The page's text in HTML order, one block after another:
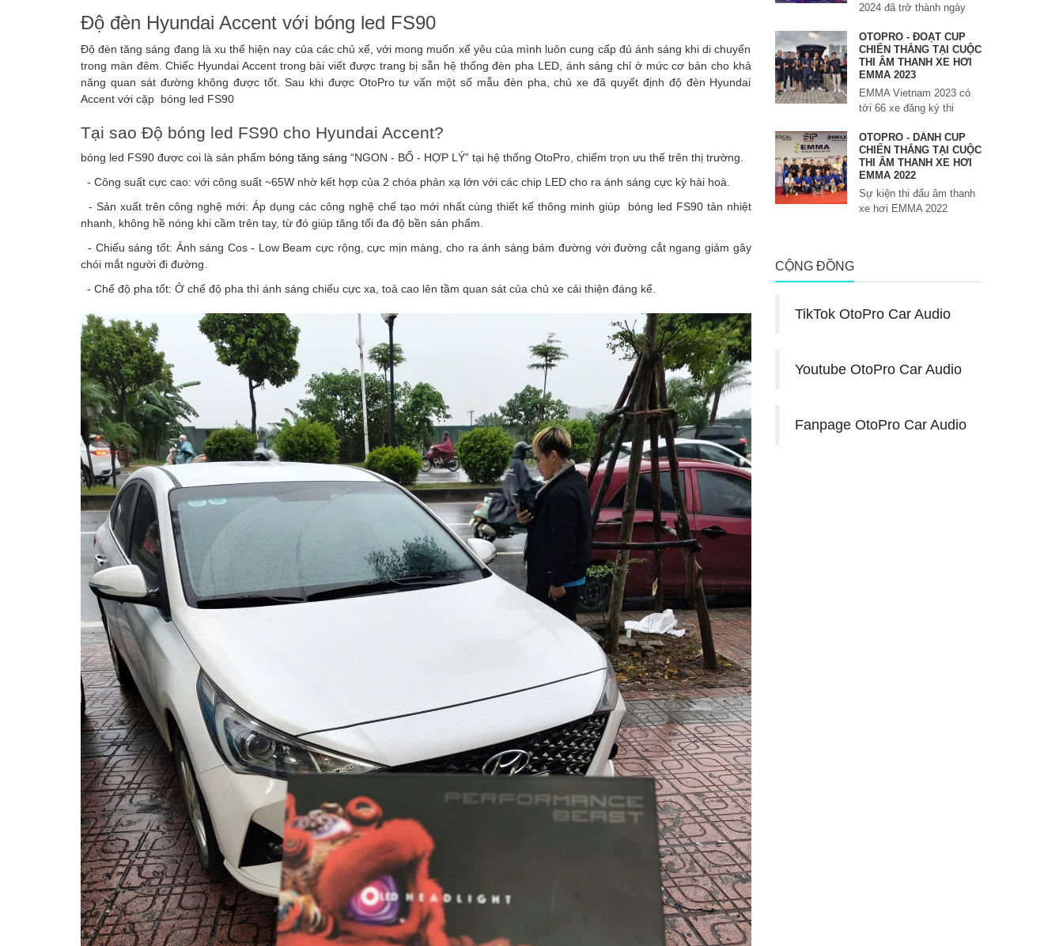
Độ đèn Hyundai Accent với bóng led FS90
Độ đèn tăng sáng đang là xu thế hiện nay của các chủ xế, với mong muốn xế yêu của mình luôn cung cấp đủ ánh sáng khi di chuyển
trong màn đêm. Chiếc Hyundai Accent trong bài viết được trang bị sẵn hệ thống đèn pha LED, ánh sáng chỉ ở mức cơ bản cho khả
năng quan sát đường không được tốt. Sau khi được OtoPro tư vấn một số mẫu đèn pha, chủ xe đã quyết định độ đèn Hyundai
Accent với cặp bóng led FS90
Tại sao Độ bóng led FS90 cho Hyundai Accent?
bóng led FS90 được coi là sản phẩm bóng tăng sáng “NGON - BỔ - HỢP LÝ” tại hệ thống OtoPro, chiếm trọn ưu thế trên thị trường.
- Công suất cực cao: với công suất ~65W nhờ kết hợp của 2 chóa phản xạ lớn với các chip LED cho ra ánh sáng cực kỳ hài hoà.
- Sản xuất trên công nghệ mới: Áp dụng các công nghệ chế tạo mới nhất cùng thiết kế thông minh giúp bóng led FS90 tản nhiệt
nhanh, không hề nóng khi cầm trên tay, từ đó giúp tăng tối đa độ bền sản phẩm.
- Chiếu sáng tốt: Ánh sáng Cos - Low Beam cực rộng, cực mịn màng, cho ra ánh sáng bám đường với đường cắt ngang giảm gây
chói mắt người đi đường.
- Chế độ pha tốt: Ở chế độ pha thì ánh sáng chiếu cực xa, toả cao lên tầm quan sát của chủ xe cải thiện đáng kể.
2024 đã trở thành ngày
OTOPRO - ĐOẠT CUP
CHIẾN THẮNG TẠI CUỘC
THI ÂM THANH XE HƠI
EMMA 2023
EMMA Vietnam 2023 có
tới 66 xe đăng ký thi
OTOPRO - DÀNH CUP
CHIẾN THẮNG TẠI CUỘC
THI ÂM THANH XE HƠI
EMMA 2022
Sự kiện thi đấu âm thanh
xe hơi EMMA 2022
CỘNG ĐỒNG
TikTok OtoPro Car Audio
Youtube OtoPro Car Audio
Fanpage OtoPro Car Audio